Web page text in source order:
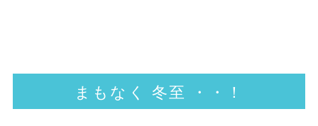
まもなく 冬至 ・・！